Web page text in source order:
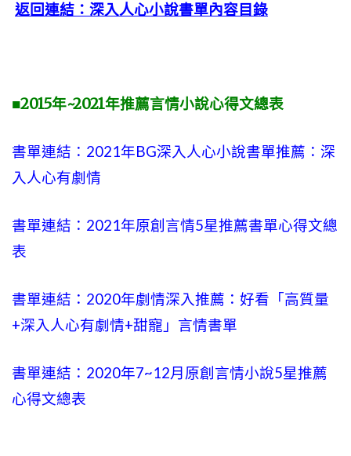
返回連結：深入人心小說書單內容目錄
■2015年~2021年推薦言情小說心得文總表
書單連結：2021年BG深入人心小說書單推薦：深
入人心有劇情
書單連結：2021年原創言情5星推薦書單心得文總
表
書單連結：2020年劇情深入推薦：好看「高質量
+深入人心有劇情+甜寵」言情書單
書單連結：2020年7~12月原創言情小說5星推薦
心得文總表